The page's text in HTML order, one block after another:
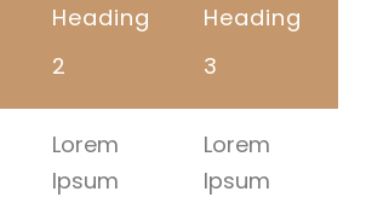
Heading
2
Heading
3
Lorem
Ipsum
Lorem
Ipsum